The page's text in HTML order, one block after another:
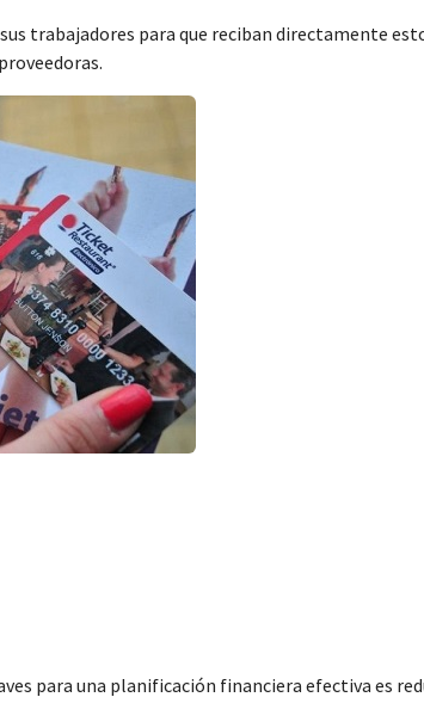
trabajadores para que reciban directamente
para una planificación financiera efectiva es